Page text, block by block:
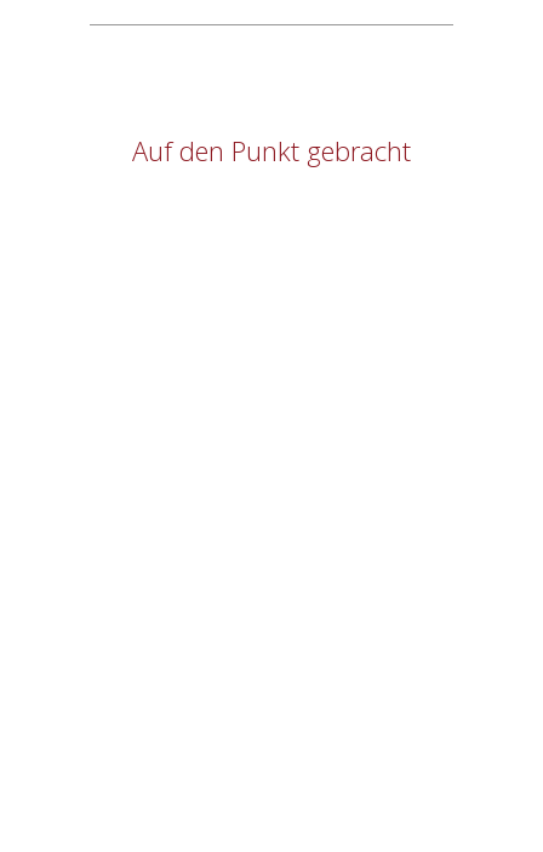
Auf den Punkt gebracht